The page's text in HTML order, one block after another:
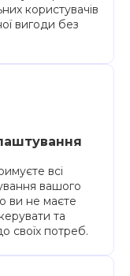
користувачів
вигоди без
всі
вашого
ви не маєте
та
своїх потреб.